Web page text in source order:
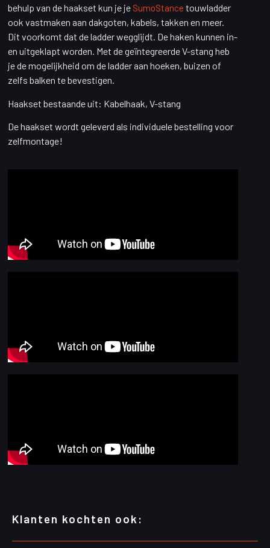
behulp van de haakset kun je je SumoStance touwladder
ook vastmaken aan dakgoten, kabels, takken en meer.
Dit voorkomt dat de ladder wegglijdt. De haken kunnen in-
en uitgeklapt worden. Met de geïntegreerde V-stang heb
je de mogelijkheid om de ladder aan hoeken, buizen of
zelfs balken te bevestigen.
Haakset bestaande uit: Kabelhaak,V-stang
De haakset wordt geleverd als individuele bestelling voor
zelfmontage!
Klanten kochten ook: